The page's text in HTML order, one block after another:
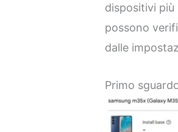
dispositivi
possono
dalle
Primo